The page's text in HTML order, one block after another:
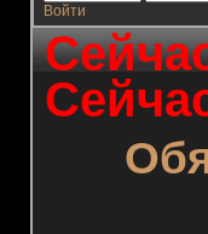
Войти